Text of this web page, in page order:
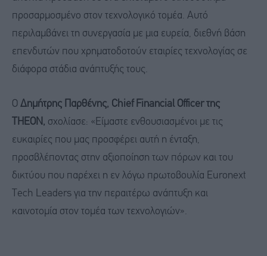
προσαρμοσμένο στον τεχνολογικό τομέα. Αυτό
περιλαμβάνει τη συνεργασία με μια ευρεία, διεθνή βάση
επενδυτών που χρηματοδοτούν εταιρίες τεχνολογίας σε
διάφορα στάδια ανάπτυξής τους.
Ο Δημήτρης Παρθένης, Chief Financial Officer της
THEON, σχολίασε: «Είμαστε ενθουσιασμένοι με τις
ευκαιρίες που μας προσφέρει αυτή η ένταξη,
προσβλέποντας στην αξιοποίηση των πόρων και του
δικτύου που παρέχει η εν λόγω πρωτοβουλία Euronext
Tech Leaders για την περαιτέρω ανάπτυξη και
καινοτομία στον τομέα των τεχνολογιών».